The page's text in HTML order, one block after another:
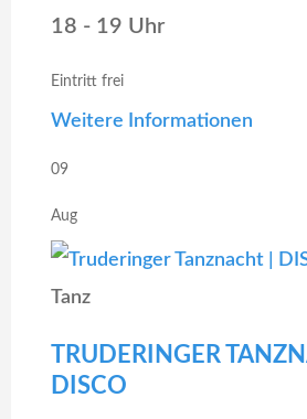
18 - 19 Uhr
Eintritt frei
Weitere Informationen
09
Aug
Tanz
TRUDERINGER
DISCO